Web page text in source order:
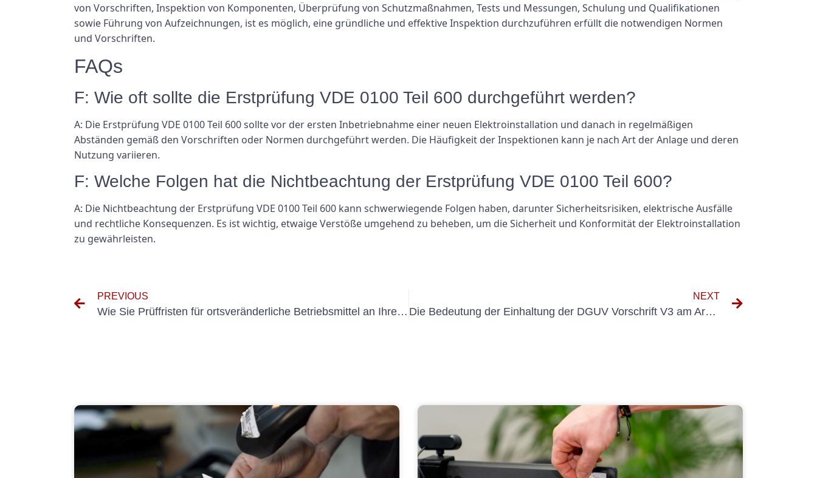
von Vorschriften, Inspektion von Komponenten, Überprüfung von Schutzmaßnahmen, Tests und Messungen, Schulung und Qualifikationen
sowie Führung von Aufzeichnungen, ist es möglich, eine gründliche und effektive Inspektion durchzuführen erfüllt die notwendigen Normen
und Vorschriften.
FAQs
F: Wie oft sollte die Erstprüfung VDE 0100 Teil 600 durchgeführt werden?
A: Die Erstprüfung VDE 0100 Teil 600 sollte vor der ersten Inbetriebnahme einer neuen Elektroinstallation und danach in regelmäßigen
Abständen gemäß den Vorschriften oder Normen durchgeführt werden. Die Häufigkeit der Inspektionen kann je nach Art der Anlage und deren
Nutzung variieren.
F: Welche Folgen hat die Nichtbeachtung der Erstprüfung VDE 0100 Teil 600?
A: Die Nichtbeachtung der Erstprüfung VDE 0100 Teil 600 kann schwerwiegende Folgen haben, darunter Sicherheitsrisiken, elektrische Ausfälle
und rechtliche Konsequenzen. Es ist wichtig, etwaige Verstöße umgehend zu beheben, um die Sicherheit und Konformität der Elektroinstallation
zu gewährleisten.
PREVIOUS
Wie Sie Prüffristen für ortsveränderliche Betriebsmittel an Ihrem Arbeitsplatz richtig umsetzen
NEXT
Die Bedeutung der Einhaltung der DGUV Vorschrift V3 am Arbeitsplatz